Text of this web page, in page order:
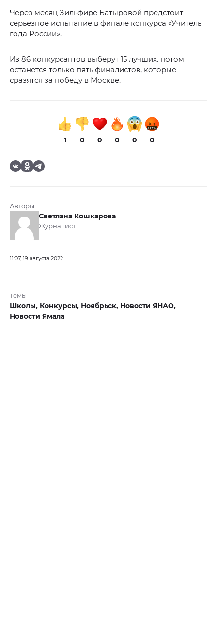
Через месяц Зильфире Батыровой предстоит
серьезное испытание в финале конкурса «Учитель
года России».
Из 86 конкурсантов выберут 15 лучших, потом
останется только пять финалистов, которые
сразятся за победу в Москве.
1 0 0 0 0 0
Авторы
Светлана Кошкарова
Журналист
11:07, 19 августа 2022
Темы
Школы, Конкурсы, Ноябрьск, Новости ЯНАО,
Новости Ямала